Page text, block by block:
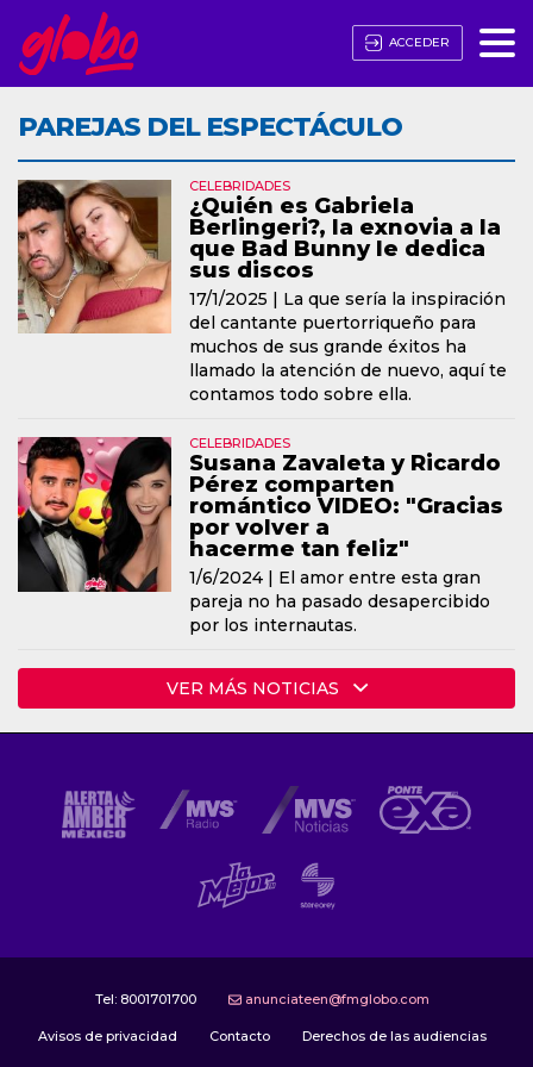
ACCEDER
PAREJAS DEL ESPECTÁCULO
CELEBRIDADES
¿Quién es Gabriela
Berlingeri?, la exnovia a la
que Bad Bunny le dedica
sus discos
17/1/2025 | La que sería la inspiración
del cantante puertorriqueño para
muchos de sus grande éxitos ha
llamado la atención de nuevo, aquí te
contamos todo sobre ella.
CELEBRIDADES
Susana Zavaleta y Ricardo
Pérez comparten
romántico VIDEO: "Gracias
por volver a
hacerme tan feliz"
1/6/2024 | El amor entre esta gran
pareja no ha pasado desapercibido
por los internautas.
VER MÁS NOTICIAS
Tel: 8001701700 anunciateen@fmglobo.com
Avisos de privacidad Contacto Derechos de las audiencias